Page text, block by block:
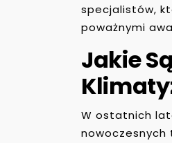
specjalistów,
poważnymi
Jakie
W ostatnich